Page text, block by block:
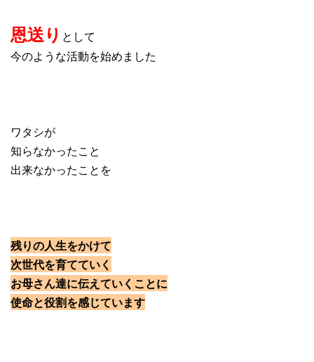
恩送り として
今のような活動を始めました
ワタシが
知らなかったこと
出来なかったことを
残りの人生をかけて
次世代を育てていく
お母さん達に伝えていくことに
使命と役割を感じています